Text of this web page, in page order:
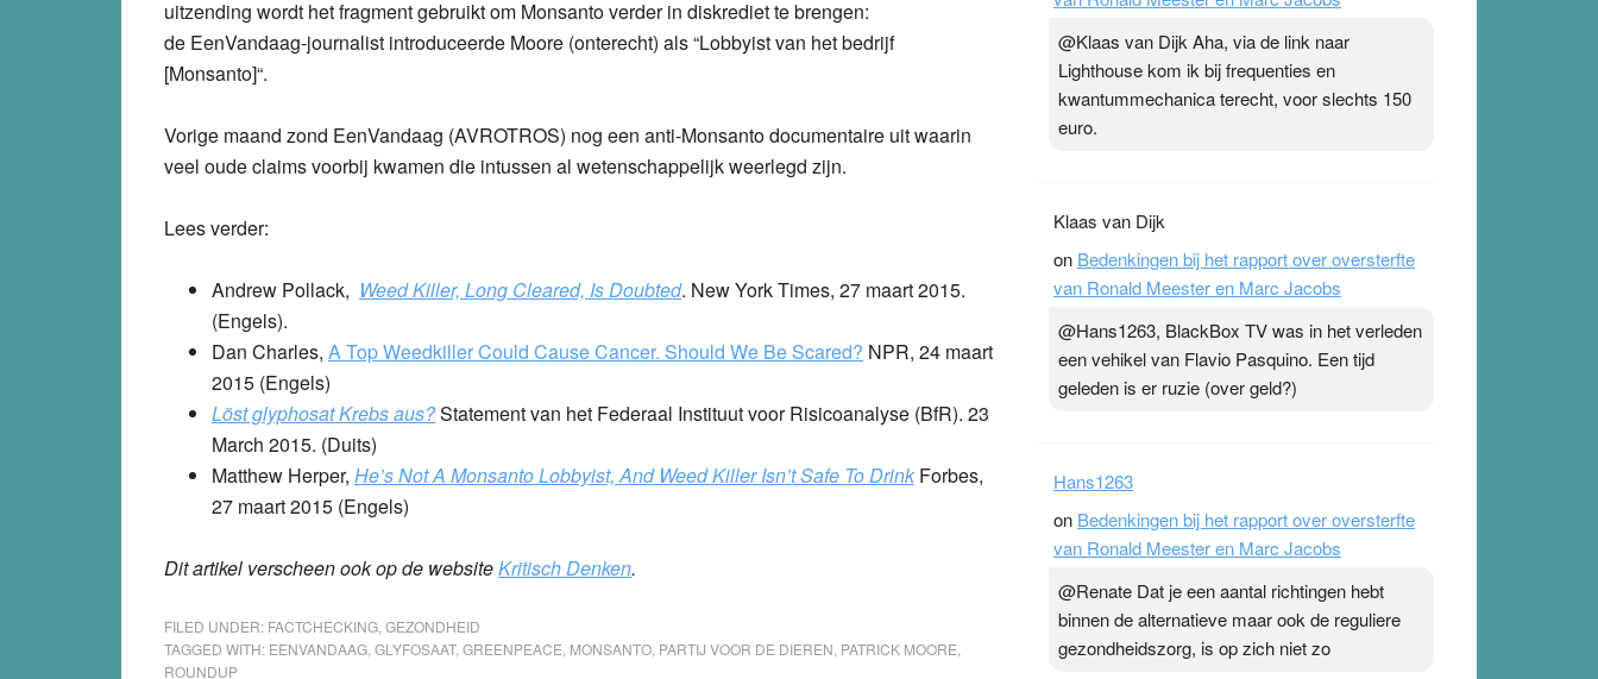
uitzending wordt het fragment gebruikt om Monsanto verder in diskrediet te brengen:
de EenVandaag-journalist introduceerde Moore (onterecht) als “Lobbyist van het bedrijf
[Monsanto]“.
Vorige maand zond EenVandaag (AVROTROS) nog een anti-Monsanto documentaire uit waarin
veel oude claims voorbij kwamen die intussen al wetenschappelijk weerlegd zijn.
Lees verder:
Andrew Pollack, Weed Killer, Long Cleared, Is Doubted. New York Times, 27 maart 2015.
(Engels).
Dan Charles, A Top Weedkiller Could Cause Cancer. Should We Be Scared? NPR, 24 maart
2015 (Engels)
Löst glyphosat Krebs aus?Statement van het Federaal Instituut voor Risicoanalyse (BfR). 23
March 2015. (Duits)
Matthew Herper, He’s Not A Monsanto Lobbyist, And Weed Killer Isn’t Safe To Drink Forbes,
27 maart 2015 (Engels)
Dit artikel verscheen ook op de websiteKritisch Denken.
FILED UNDER: FACTCHECKING GEZONDHEID
TAGGED WITH: EENVANDAAG GLYFOSAAT, GREENPEACE MONSANTO PARTIJ VOOR DE DIEREN PATRICK MOORE
ROUNDUP
@Klaas van Dijk Aha, via de link naar
Lighthouse kom ik bij frequenties en
kwantummechanica terecht, voor slechts 150
euro.
Klaas van Dijk
on Bedenkingen bij het rapport over oversterfte
van Ronald Meester en Marc Jacobs
@Hans1263, BlackBox TV was in het verleden
een vehikel van Flavio Pasquino. Een tijd
geleden is er ruzie (over geld?)
Hans1263
on Bedenkingen bij het rapport over oversterfte
van Ronald Meester en Marc Jacobs
@Renate Dat je een aantal richtingen hebt
binnen de alternatieve maar ook de reguliere
gezondheidszorg, is op zich niet zo